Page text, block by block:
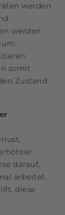
werden
werden
um
somit
Zustand
darauf,
arbeitet.
diese